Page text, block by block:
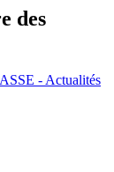
des
ASSE - Actualités